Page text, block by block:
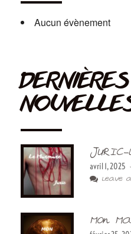
Aucun évènement
DERNIÈRES
JURIC-
avril 1, 2025
Leave a
Mon